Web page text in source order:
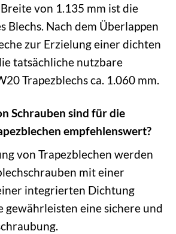
von 1.135 mm ist die
Blechs. Nach dem Überlappen
zur Erzielung einer dichten
tatsächliche nutzbare
Trapezblechs ca. 1.060 mm.
Schrauben sind für die
empfehlenswert?
von Trapezblechen werden
mit einer
integrierten Dichtung
gewährleisten eine sichere und